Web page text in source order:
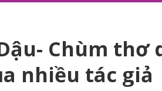
Chùm thơ
nhiều tác giả